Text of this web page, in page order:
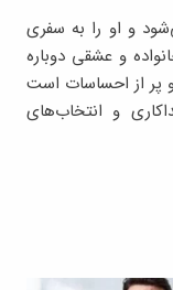
و او را به سفری
و عشقی دوباره
پر از احساسات است
و انتخاب‌های